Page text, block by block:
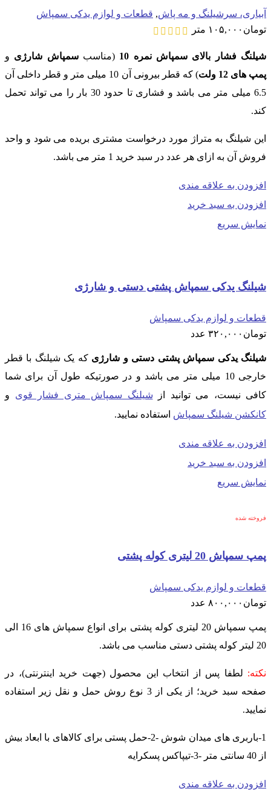
آبیاری، سرشیلنگ و مه پاش, قطعات و لوازم یدکی سمپاش
تومان ۱۰۵,۰۰۰ متر
شیلنگ فشار بالای سمپاش نمره 10 (مناسبسمپاش شارژی و
پمپ های 12 ولت
) که قطر بیرونی آن 10 میلی متر و قطر داخلی آن
6.5 میلی متر می باشد و فشاری تا حدود 30 بار را می تواند تحمل
کند.
این شیلنگ به متراژ مورد درخواست مشتری بریده می شود و واحد
فروش آن به ازای هر عدد در سبد خرید 1 متر می باشد.
افزودن به علاقه مندی
افزودن به سبد خرید
نمایش سریع
شیلنگ یدکی سمپاش پشتی دستی و شارژی
قطعات و لوازم یدکی سمپاش
تومان ۳۲۰,۰۰۰ عدد
شیلنگ یدکی سمپاش پشتی دستی و شارژی که یک شیلنگ با قطر
خارجی 10 میلی متر می باشد و در صورتیکه طول آن برای شما
کافی نیست، می توانید از شیلنگ سمپاش متری فشار قوی و
کانکشن شیلنگ سمپاش استفاده نمایید.
افزودن به علاقه مندی
افزودن به سبد خرید
نمایش سریع
فروخته شده
پمپ سمپاش 20 لیتری کوله پشتی
قطعات و لوازم یدکی سمپاش
تومان ۸۰۰,۰۰۰ عدد
پمپ سمپاش 20 لیتری کوله پشتی برای انواع سمپاش های 16 الی
20 لیتر کوله پشتی دستی مناسب می باشد.
نکته: لطفا پس از انتخاب این محصول (جهت خرید اینترنتی)، در
صفحه سبد خرید؛ از یکی از 3 نوع روش حمل و نقل زیر استفاده
نمایید.
1-باربری های میدان شوش -2-حمل پستی برای کالاهای با ابعاد بیش
از 40 سانتی متر -3-تیپاکس پسکرایه
افزودن به علاقه مندی